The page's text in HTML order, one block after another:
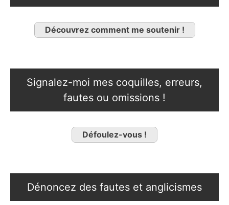
Découvrez comment me soutenir !
Signalez-moi mes coquilles, erreurs,
fautes ou omissions !
Défoulez-vous !
Dénoncez des fautes et anglicismes